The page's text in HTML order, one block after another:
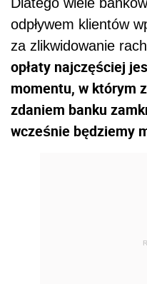
odpływem klientów
za zlikwidowanie
opłaty najczęściej
momentu, w którym
zdaniem banku
wcześnie będziemy